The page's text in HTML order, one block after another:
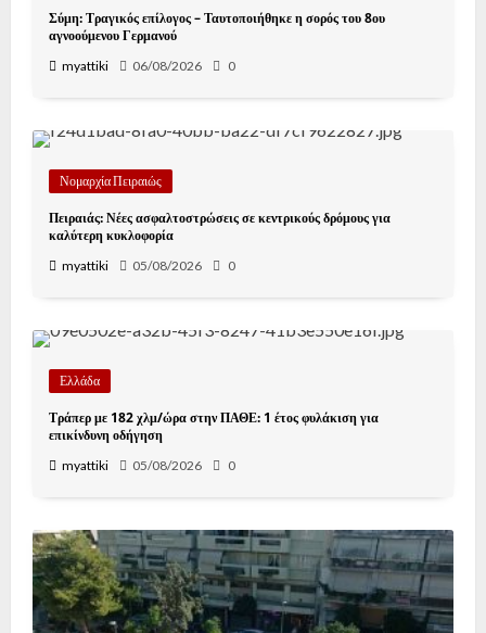
Σύμη: Τραγικός επίλογος – Ταυτοποιήθηκε η σορός του 8ου
αγνοούμενου Γερμανού
myattiki 06/08/2026 0
Νομαρχία Πειραιώς
Πειραιάς: Νέες ασφαλτοστρώσεις σε κεντρικούς δρόμους για
καλύτερη κυκλοφορία
myattiki 05/08/2026 0
Ελλάδα
Τράπερ με 182 χλμ/ώρα στην ΠΑΘΕ: 1 έτος φυλάκιση για
επικίνδυνη οδήγηση
myattiki 05/08/2026 0